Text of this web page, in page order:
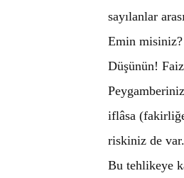
sayılanlar
Emin
Düşünün!
iflâsa
riskiniz de
Bu tehlikeye